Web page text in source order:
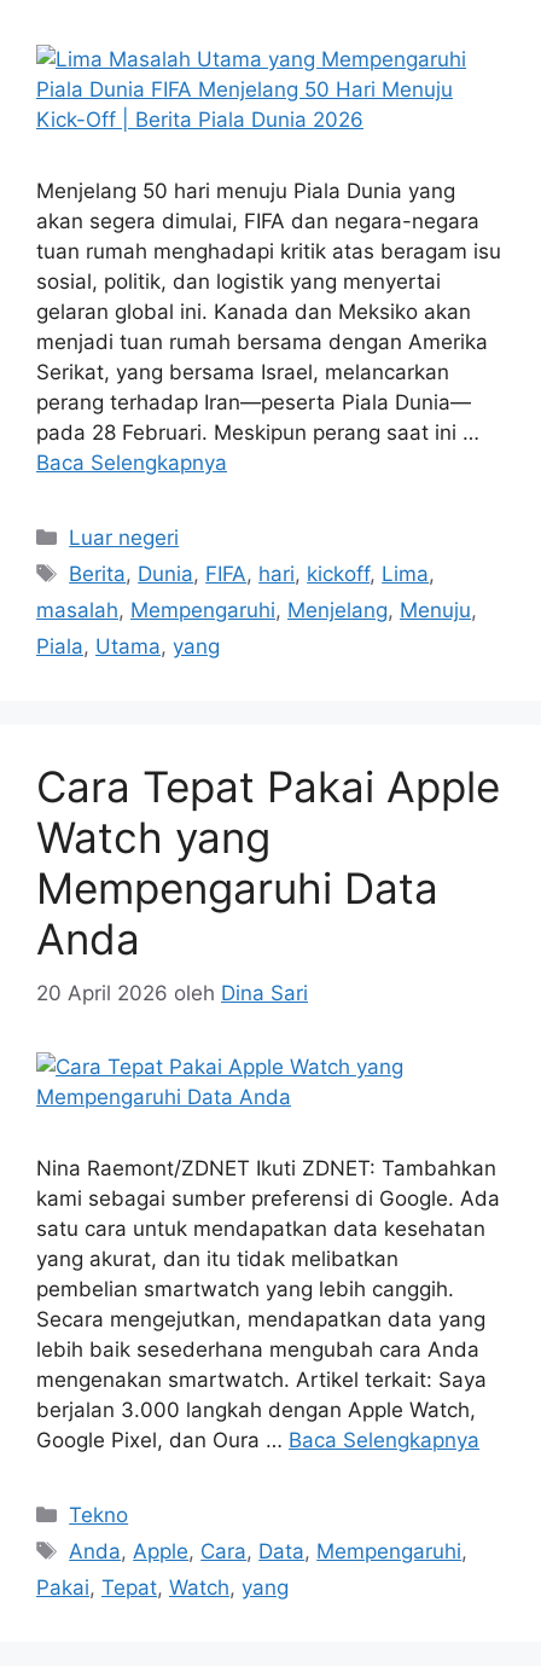
Menjelang 50 hari menuju Piala Dunia yang
akan segera dimulai, FIFA dan negara-negara
tuan rumah menghadapi kritik atas beragam isu
sosial, politik, dan logistik yang menyertai
gelaran global ini. Kanada dan Meksiko akan
menjadi tuan rumah bersama dengan Amerika
Serikat, yang bersama Israel, melancarkan
perang terhadap Iran—peserta Piala Dunia—
pada 28 Februari. Meskipun perang saat ini …
Baca Selengkapnya
Kategori
Luar negeri
Tag
Berita, Dunia, FIFA, hari, kickoff, Lima,
masalah, Mempengaruhi, Menjelang, Menuju,
Piala, Utama, yang
Cara Tepat Pakai Apple
Watch yang
Mempengaruhi Data
Anda
20 April 2026 oleh Dina Sari
Nina Raemont/ZDNET Ikuti ZDNET: Tambahkan
kami sebagai sumber preferensi di Google. Ada
satu cara untuk mendapatkan data kesehatan
yang akurat, dan itu tidak melibatkan
pembelian smartwatch yang lebih canggih.
Secara mengejutkan, mendapatkan data yang
lebih baik sesederhana mengubah cara Anda
mengenakan smartwatch. Artikel terkait: Saya
berjalan 3.000 langkah dengan Apple Watch,
Google Pixel, dan Oura … Baca Selengkapnya
Kategori
Tekno
Tag
Anda, Apple, Cara, Data, Mempengaruhi,
Pakai, Tepat, Watch, yang